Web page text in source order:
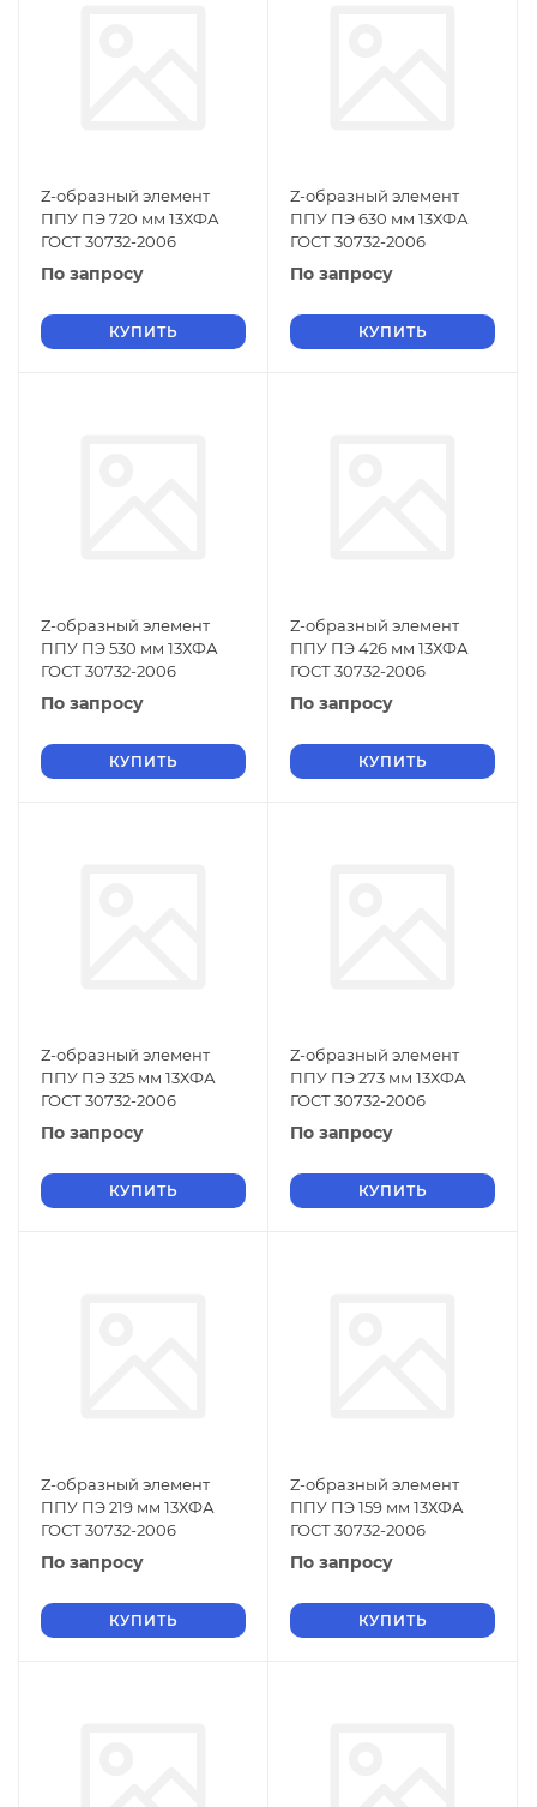
Z-образный элемент
ППУ ПЭ 720 мм 13ХФА
ГОСТ 30732-2006
По запросу
КУПИТЬ
Z-образный элемент
ППУ ПЭ 630 мм 13ХФА
ГОСТ 30732-2006
По запросу
КУПИТЬ
Z-образный элемент
ППУ ПЭ 530 мм 13ХФА
ГОСТ 30732-2006
По запросу
КУПИТЬ
Z-образный элемент
ППУ ПЭ 426 мм 13ХФА
ГОСТ 30732-2006
По запросу
КУПИТЬ
Z-образный элемент
ППУ ПЭ 325 мм 13ХФА
ГОСТ 30732-2006
По запросу
КУПИТЬ
Z-образный элемент
ППУ ПЭ 273 мм 13ХФА
ГОСТ 30732-2006
По запросу
КУПИТЬ
Z-образный элемент
ППУ ПЭ 219 мм 13ХФА
ГОСТ 30732-2006
По запросу
КУПИТЬ
Z-образный элемент
ППУ ПЭ 159 мм 13ХФА
ГОСТ 30732-2006
По запросу
КУПИТЬ